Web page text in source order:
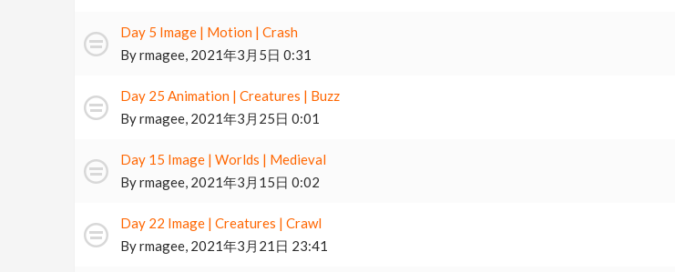
Day 5 Image | Motion | Crash
Byrmagee, 2021年3月5日 0:31
Day 25 Animation | Creatures | Buzz
Byrmagee, 2021年3月25日 0:01
Day 15 Image | Worlds | Medieval
Byrmagee, 2021年3月15日 0:02
Day 22 Image | Creatures | Crawl
Byrmagee, 2021年3月21日 23:41